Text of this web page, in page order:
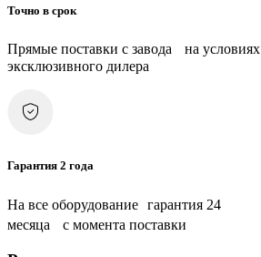
Точно в срок
Прямые поставки с завода на условиях
эксклюзивного дилера
Гарантия 2 года
На все оборудование гарантия 24
месяца с момента поставки